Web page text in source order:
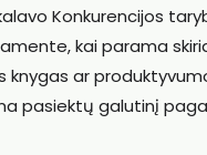
Konkurencijos
kai parama
knygas ar
pasiektų galutinį